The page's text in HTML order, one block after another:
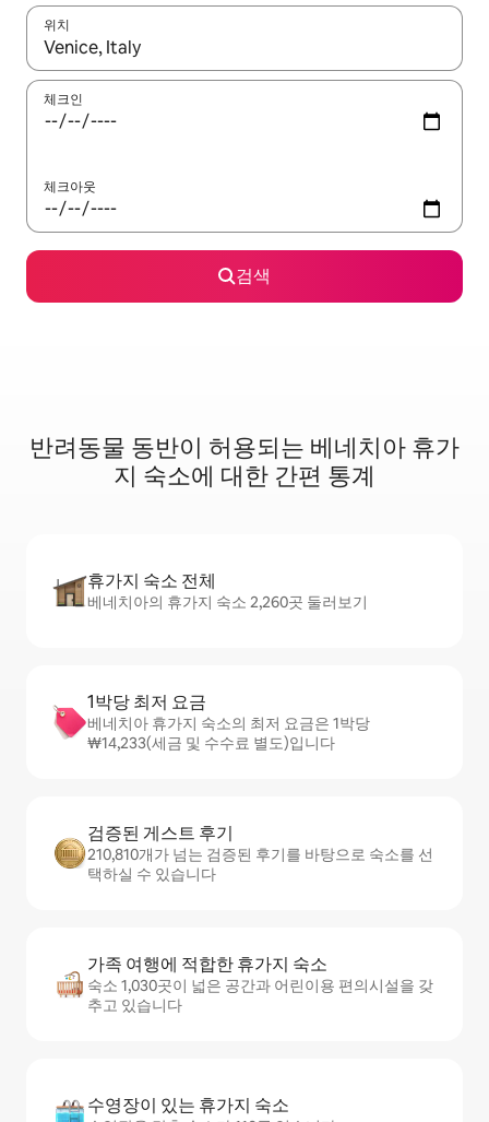
위치
결과가 나오면 위·아래 화살표 키를 사용하거나 터치 또는 스와이
체크인
체크아웃
검색
반려동물 동반이 허용되는 베네치아 휴가
지 숙소에 대한 간편 통계
휴가지 숙소 전체
베네치아의 휴가지 숙소 2,260곳 둘러보기
1박당 최저 요금
베네치아 휴가지 숙소의 최저 요금은 1박당
₩14,233(세금 및 수수료 별도)입니다
검증된 게스트 후기
210,810개가 넘는 검증된 후기를 바탕으로 숙소를 선
택하실 수 있습니다
가족 여행에 적합한 휴가지 숙소
숙소 1,030곳이 넓은 공간과 어린이용 편의시설을 갖
추고 있습니다
수영장이 있는 휴가지 숙소